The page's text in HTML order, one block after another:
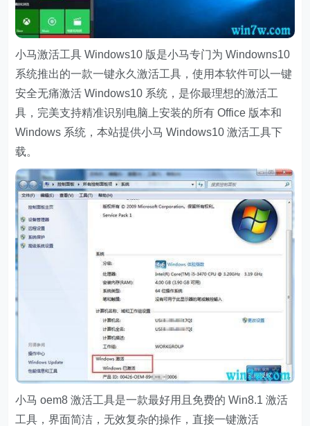
小马激活工具 Windows10 版是小马专门为 Windowns10
系统推出的一款一键永久激活工具，使用本软件可以一键
安全无痛激活 Windows10 系统，是你最理想的激活工
具，完美支持精准识别电脑上安装的所有 Office 版本和
Windows 系统，本站提供小马 Windows10 激活工具下
载。
小马 oem8 激活工具是一款最好用且免费的 Win8.1 激活
工具，界面简洁，无效复杂的操作，直接一键激活